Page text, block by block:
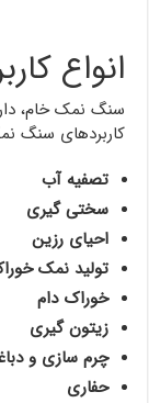
انواع
سنگ نمک خام،
کاربردهای سنگ
تصفیه آب
سختی گیری
احیای رزین
تولید نمک
خوراک دام
زیتون گیری
چرم سازی و
حفاری